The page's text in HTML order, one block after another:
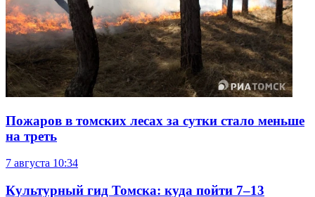
Пожаров в томских лесах за сутки стало меньше
на треть
7 августа 10:34
Культурный гид Томска: куда пойти 7–13